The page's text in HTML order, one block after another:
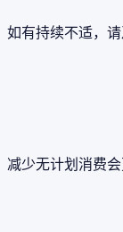
有持续不适，请
少无计划消费会